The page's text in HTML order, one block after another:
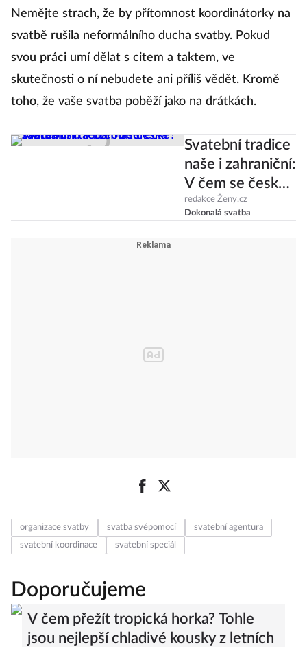
Nemějte strach, že by přítomnost koordinátorky na
svatbě rušila neformálního ducha svatby. Pokud
svou práci umí dělat s citem a taktem, ve
skutečnosti o ní nebudete ani příliš vědět. Kromě
toho, že vaše svatba poběží jako na drátkách.
Svatební tradice
naše i zahraniční:
V čem se česká
svatba liší třeba
od turecké?
redakce Ženy.cz
Dokonalá svatba
organizace svatby svatba svépomocí
svatební agentura
svatební koordinace
svatební speciál
Doporučujeme
V čem přežít tropická horka? Tohle
jsou nejlepší chladivé kousky z letních